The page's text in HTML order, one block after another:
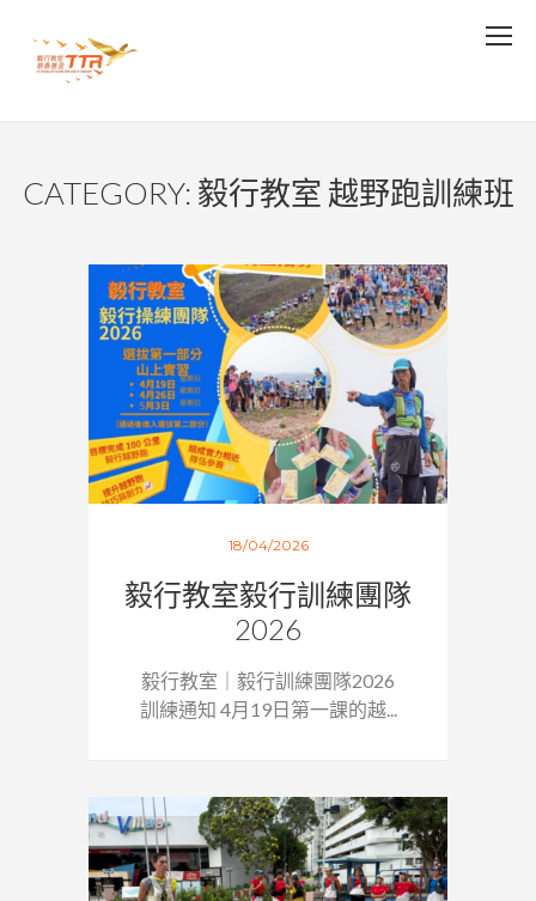
CATEGORY: 毅行教室 越野跑訓練班
18/04/2026
毅行教室毅行訓練團隊
2026
毅行教室｜毅行訓練團隊2026
訓練通知 4月19日第一課的越...